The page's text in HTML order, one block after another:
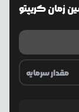
زمان کریپتو